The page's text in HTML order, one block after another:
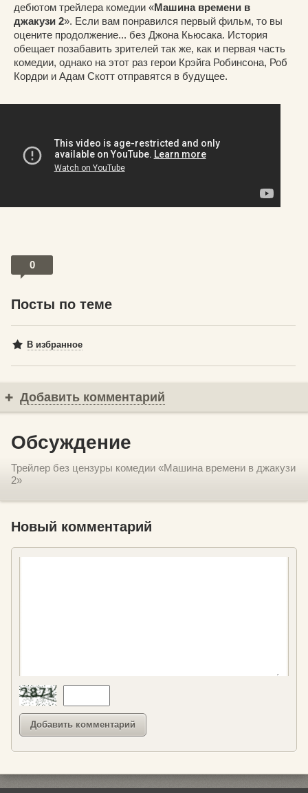
дебютом трейлера комедии «Машина времени в
джакузи 2». Если вам понравился первый фильм, то вы
оцените продолжение... без Джона Кьюсака. История
обещает позабавить зрителей так же, как и первая часть
комедии, однако на этот раз герои Крэйга Робинсона, Роб
Кордри и Адам Скотт отправятся в будущее.
0
Посты по теме
В избранное
Добавить комментарий
Обсуждение
Трейлер без цензуры комедии «Машина времени в джакузи
2»
Новый комментарий